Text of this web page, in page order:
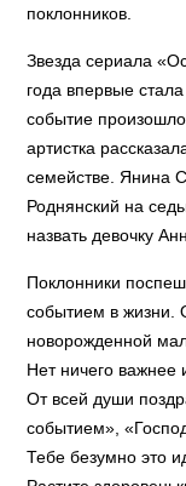
поклонников.
Звезда сериала
года впервые
событие
артистка
семействе. Янина
Роднянский на
назвать девочку
Поклонники
событием в
новорожденной
Нет ничего важнее
От всей души
событием»,
Тебе безумно это